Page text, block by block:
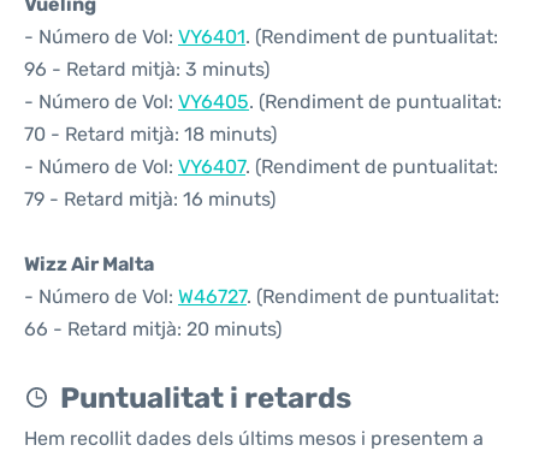
- Número de Vol: VY6401. (Rendiment de puntualitat:
96 - Retard mitjà: 3 minuts)
- Número de Vol: VY6405. (Rendiment de puntualitat:
70 - Retard mitjà: 18 minuts)
- Número de Vol: VY6407. (Rendiment de puntualitat:
79 - Retard mitjà: 16 minuts)
Wizz Air Malta
- Número de Vol: W46727. (Rendiment de puntualitat:
66 - Retard mitjà: 20 minuts)
Puntualitat i retards
Hem recollit dades dels últims mesos i presentem a